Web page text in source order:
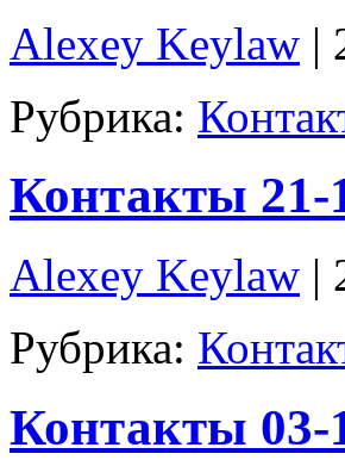
Alexey Keylaw |
Рубрика:
Контакты 21-
Alexey Keylaw |
Рубрика:
Контакты 03-